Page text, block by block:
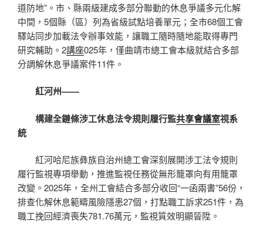
道防地”。市、縣兩級建成多部分聯動的休息爭議多元化解
中間，5個縣（區）列為省級試點培養單元；全市68個工會
驛站同步加載法令辦事效能，讓職工隨時隨地能取得專門
研究輔助。2講座025年，僅曲靖市總工會本級就結合多部
分調解休息爭議案件11件。
紅河州——
構建全鏈條涉工休息法令規則履行監共享會議室視系
統
紅河哈尼族彝族自治州總工會深刻展開涉工法令規則
履行監視專項舉動，推進監視任務從無形籠罩向有用籠罩
改變。2025年，全州工會結合多部分收回“一函兩書”56份，
排查化解休息範疇風險隱患27個，打點職工訴求251件，為
職工挽回經濟喪失781.76萬元，監視質效明顯晉陞。